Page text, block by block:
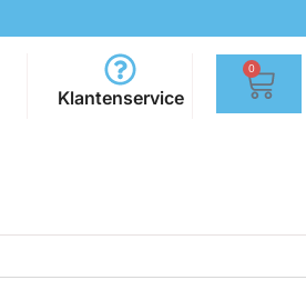
Klantenservice
0